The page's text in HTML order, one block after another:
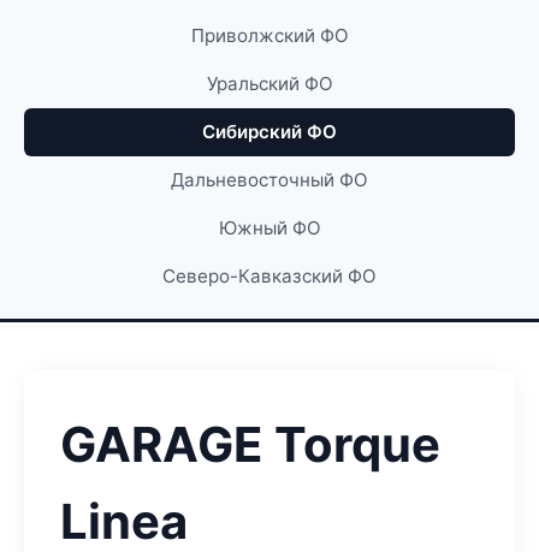
Приволжский ФО
Уральский ФО
Сибирский ФО
Дальневосточный ФО
Южный ФО
Северо-Кавказский ФО
GARAGE Torque
Linea